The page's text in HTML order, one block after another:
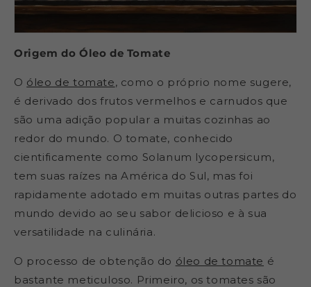
Origem do Óleo de Tomate
O óleo de tomate, como o próprio nome sugere,
é derivado dos frutos vermelhos e carnudos que
são uma adição popular a muitas cozinhas ao
redor do mundo. O tomate, conhecido
cientificamente como Solanum lycopersicum,
tem suas raízes na América do Sul, mas foi
rapidamente adotado em muitas outras partes do
mundo devido ao seu sabor delicioso e à sua
versatilidade na culinária.
O processo de obtenção do óleo de tomate é
bastante meticuloso. Primeiro, os tomates são